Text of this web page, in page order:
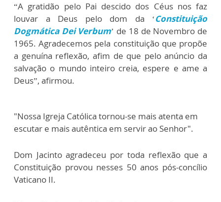
“A gratidão pelo Pai descido dos Céus nos faz
louvar a Deus pelo dom da ‘Constituição
Dogmática Dei Verbum’ de 18 de Novembro de
1965. Agradecemos pela constituição que propõe
a genuína reflexão, afim de que pelo anúncio da
salvação o mundo inteiro creia, espere e ame a
Deus”, afirmou.
"Nossa Igreja Católica tornou-se mais atenta em
escutar e mais autêntica em servir ao Senhor".
Dom Jacinto agradeceu por toda reflexão que a
Constituição provou nesses 50 anos pós-concílio
Vaticano II.